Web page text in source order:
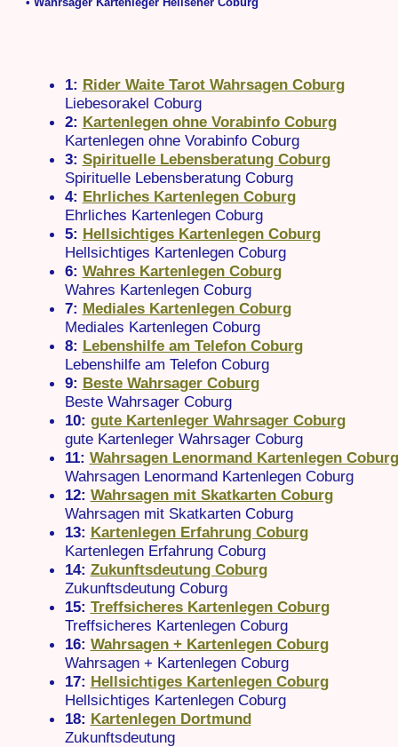
1: Rider Waite Tarot Wahrsagen Coburg
Liebesorakel Coburg
2: Kartenlegen ohne Vorabinfo Coburg
Kartenlegen ohne Vorabinfo Coburg
3: Spirituelle Lebensberatung Coburg
Spirituelle Lebensberatung Coburg
4: Ehrliches Kartenlegen Coburg
Ehrliches Kartenlegen Coburg
5: Hellsichtiges Kartenlegen Coburg
Hellsichtiges Kartenlegen Coburg
6: Wahres Kartenlegen Coburg
Wahres Kartenlegen Coburg
7: Mediales Kartenlegen Coburg
Mediales Kartenlegen Coburg
8: Lebenshilfe am Telefon Coburg
Lebenshilfe am Telefon Coburg
9: Beste Wahrsager Coburg
Beste Wahrsager Coburg
10: gute Kartenleger Wahrsager Coburg
gute Kartenleger Wahrsager Coburg
11: Wahrsagen Lenormand Kartenlegen Coburg
Wahrsagen Lenormand Kartenlegen Coburg
12: Wahrsagen mit Skatkarten Coburg
Wahrsagen mit Skatkarten Coburg
13: Kartenlegen Erfahrung Coburg
Kartenlegen Erfahrung Coburg
14: Zukunftsdeutung Coburg
Zukunftsdeutung Coburg
15: Treffsicheres Kartenlegen Coburg
Treffsicheres Kartenlegen Coburg
16: Wahrsagen + Kartenlegen Coburg
Wahrsagen + Kartenlegen Coburg
17: Hellsichtiges Kartenlegen Coburg
Hellsichtiges Kartenlegen Coburg
18: Kartenlegen Dortmund
Zukunftsdeutung